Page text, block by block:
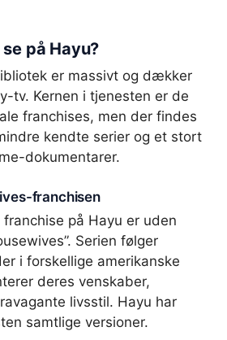
på Hayu?
er massivt og dækker
tv. Kernen i tjenesten er de
franchises, men der findes
kendte serier og et stort
dokumentarer.
franchisen
på Hayu er uden
Serien følger
i forskellige amerikanske
deres venskaber,
livsstil. Hayu har
samtlige versioner.